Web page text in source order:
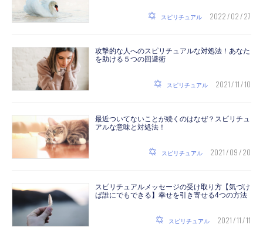
スピリチュアル 2022 / 02 / 27
攻撃的な人へのスピリチュアルな対処法！あなた
を助ける５つの回避術
スピリチュアル 2021 / 11 / 10
最近ついてないことが続くのはなぜ？スピリチュ
アルな意味と対処法！
スピリチュアル 2021 / 09 / 20
スピリチュアルメッセージの受け取り方【気づけ
ば誰にでもできる】幸せを引き寄せる4つの方法
スピリチュアル 2021 / 11 / 11